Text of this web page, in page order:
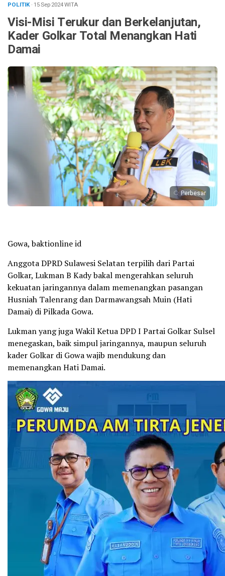
POLITIK· 15 Sep 2024WITA
Visi-Misi Terukur dan Berkelanjutan,
Kader Golkar Total Menangkan Hati
Damai
Perbesar
Gowa, baktionline id
Anggota DPRD Sulawesi Selatan terpilih dari Partai
Golkar, Lukman B Kady bakal mengerahkan seluruh
kekuatan jaringannya dalam memenangkan pasangan
Husniah Talenrang dan Darmawangsah Muin (Hati
Damai) di Pilkada Gowa.
Lukman yang juga Wakil Ketua DPD I Partai Golkar Sulsel
menegaskan, baik simpul jaringannya, maupun seluruh
kader Golkar di Gowa wajib mendukung dan
memenangkan Hati Damai.